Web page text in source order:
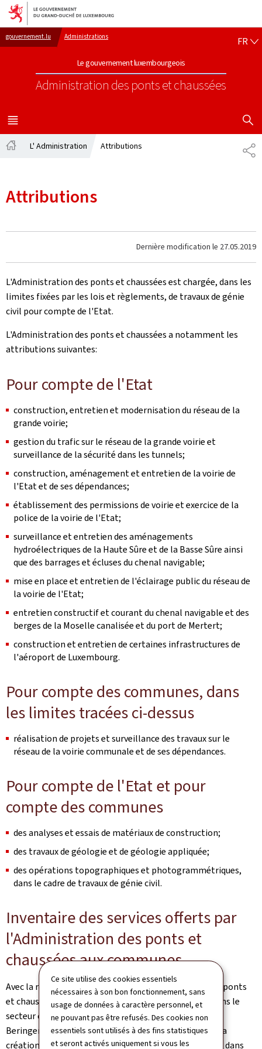
Ce site utilise des cookies essentiels
nécessaires à son bon fonctionnement, sans
usage de données à caractère personnel, et
ne pouvant pas être refusés. Des cookies non
essentiels sont utilisés à des fins statistiques
et seront activés uniquement si vous les
Aller au menu principal
Aller au contenu
gouvernement.lu Administrations
Le gouvernement luxembourgeois
Administration des ponts et chaussées
FR
MENU
PRINCIPAL
L' Administration Attributions
Attributions
Dernière modification le 27.05.2019
L'Administration des ponts et chaussées est chargée, dans les
limites fixées par les lois et règlements, de travaux de génie
civil pour compte de l'Etat.
L'Administration des ponts et chaussées a notamment les
attributions suivantes:
Pour compte de l'Etat
construction, entretien et modernisation du réseau de la
grande voirie;
gestion du trafic sur le réseau de la grande voirie et
surveillance de la sécurité dans les tunnels;
construction, aménagement et entretien de la voirie de
l'Etat et de ses dépendances;
établissement des permissions de voirie et exercice de la
police de la voirie de l'Etat;
surveillance et entretien des aménagements
hydroélectriques de la Haute Sûre et de la Basse Sûre ainsi
que des barrages et écluses du chenal navigable;
mise en place et entretien de l'éclairage public du réseau de
la voirie de l'Etat;
entretien constructif et courant du chenal navigable et des
berges de la Moselle canalisée et du port de Mertert;
construction et entretien de certaines infrastructures de
l'aéroport de Luxembourg.
Pour compte des communes, dans
les limites tracées ci-dessus
réalisation de projets et surveillance des travaux sur le
réseau de la voirie communale et de ses dépendances.
Pour compte de l'Etat et pour
compte des communes
des analyses et essais de matériaux de construction;
des travaux de géologie et de géologie appliquée;
des opérations topographiques et photogrammétriques,
dans le cadre de travaux de génie civil.
Inventaire des services offerts par
l'Administration des ponts et
chaussées aux communes
Avec la réorganisation interne de l'Administration des ponts
et chaussées comprenant notamment la mutation dans le
secteur communal des deux stations d'épuration de
Beringen/Mersch et de Bleesbruck/Diekirch et suite à la
création de plusieurs syndicats intercommunaux ayant dans